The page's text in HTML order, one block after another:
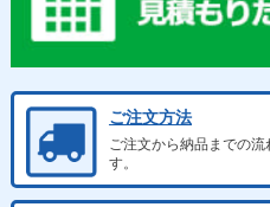
ご注文方法
ご注文から納品までの
す。